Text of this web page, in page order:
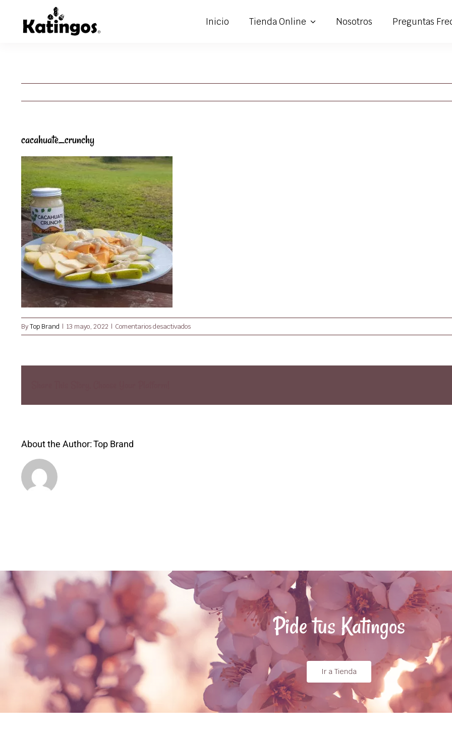
Inicio Tienda Online Nosotros Preguntas
cacahuate_crunchy
ByTop Brand | 13 mayo, 2022 | Comentarios desactivadosen
cacahuate_crunchy
About the Author:Top Brand
Pide tus Katingos
Ir a Tienda